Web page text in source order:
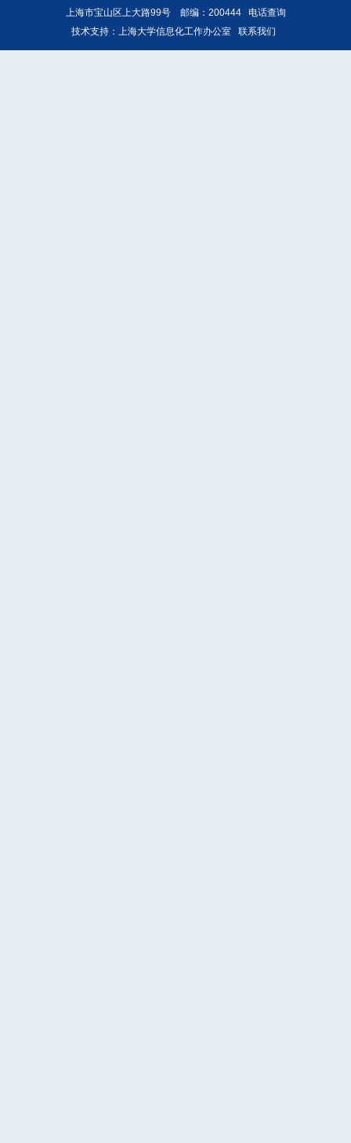
上海市宝山区上大路99号 邮编：200444 电话查询
技术支持： 上海大学信息化工作办公室 联系我们